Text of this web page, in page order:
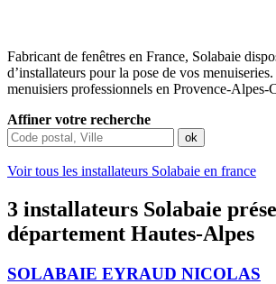
Fabricant de fenêtres en France, Solabaie
d’installateurs pour la pose de vos
menuisiers professionnels en Provence-Alpes-
Affiner votre recherche
Voir tous les installateurs Solabaie en france
3 installateurs Solabaie
département Hautes-Alpes
SOLABAIE EYRAUD NICOLAS